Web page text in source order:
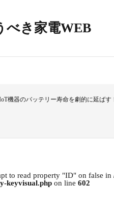
べき家電WEB
機器のバッテリー寿命を劇的に延ばす
to read property "ID" on false in
keyvisual.php on line 602